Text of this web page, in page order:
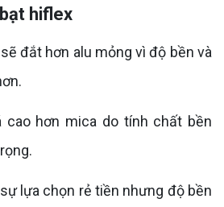
hiflex
đắt hơn alu mỏng vì độ bền và
hơn mica do tính chất bền
lựa chọn rẻ tiền nhưng độ bền